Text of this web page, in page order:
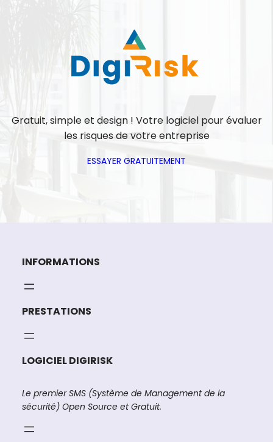
Gratuit, simple et design ! Votre logiciel pour évaluer
les risques de votre entreprise
ESSAYER GRATUITEMENT
INFORMATIONS
PRESTATIONS
LOGICIEL DIGIRISK
Le premier SMS (Système de Management de la
sécurité) Open Source et Gratuit.